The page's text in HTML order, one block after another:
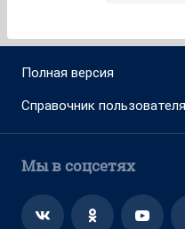
Полная версия
Справочник
Мы в соцсетях